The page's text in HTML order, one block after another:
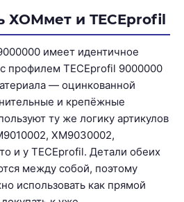
ХОМмет и TECEprofil
имеет идентичное
профилем TECEprofil 9000000
— оцинкованной
и крепёжные
ту же логику артикулов
ХМ9030002,
и у TECEprofil. Детали обеих
между собой, поэтому
использовать как прямой